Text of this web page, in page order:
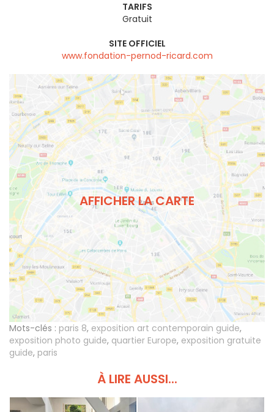
TARIFS
Gratuit
SITE OFFICIEL
www.fondation-pernod-ricard.com
AFFICHER LA CARTE
Mots-clés : paris 8, exposition art contemporain guide,
exposition photo guide, quartier Europe, exposition gratuite
guide, paris
À LIRE AUSSI...